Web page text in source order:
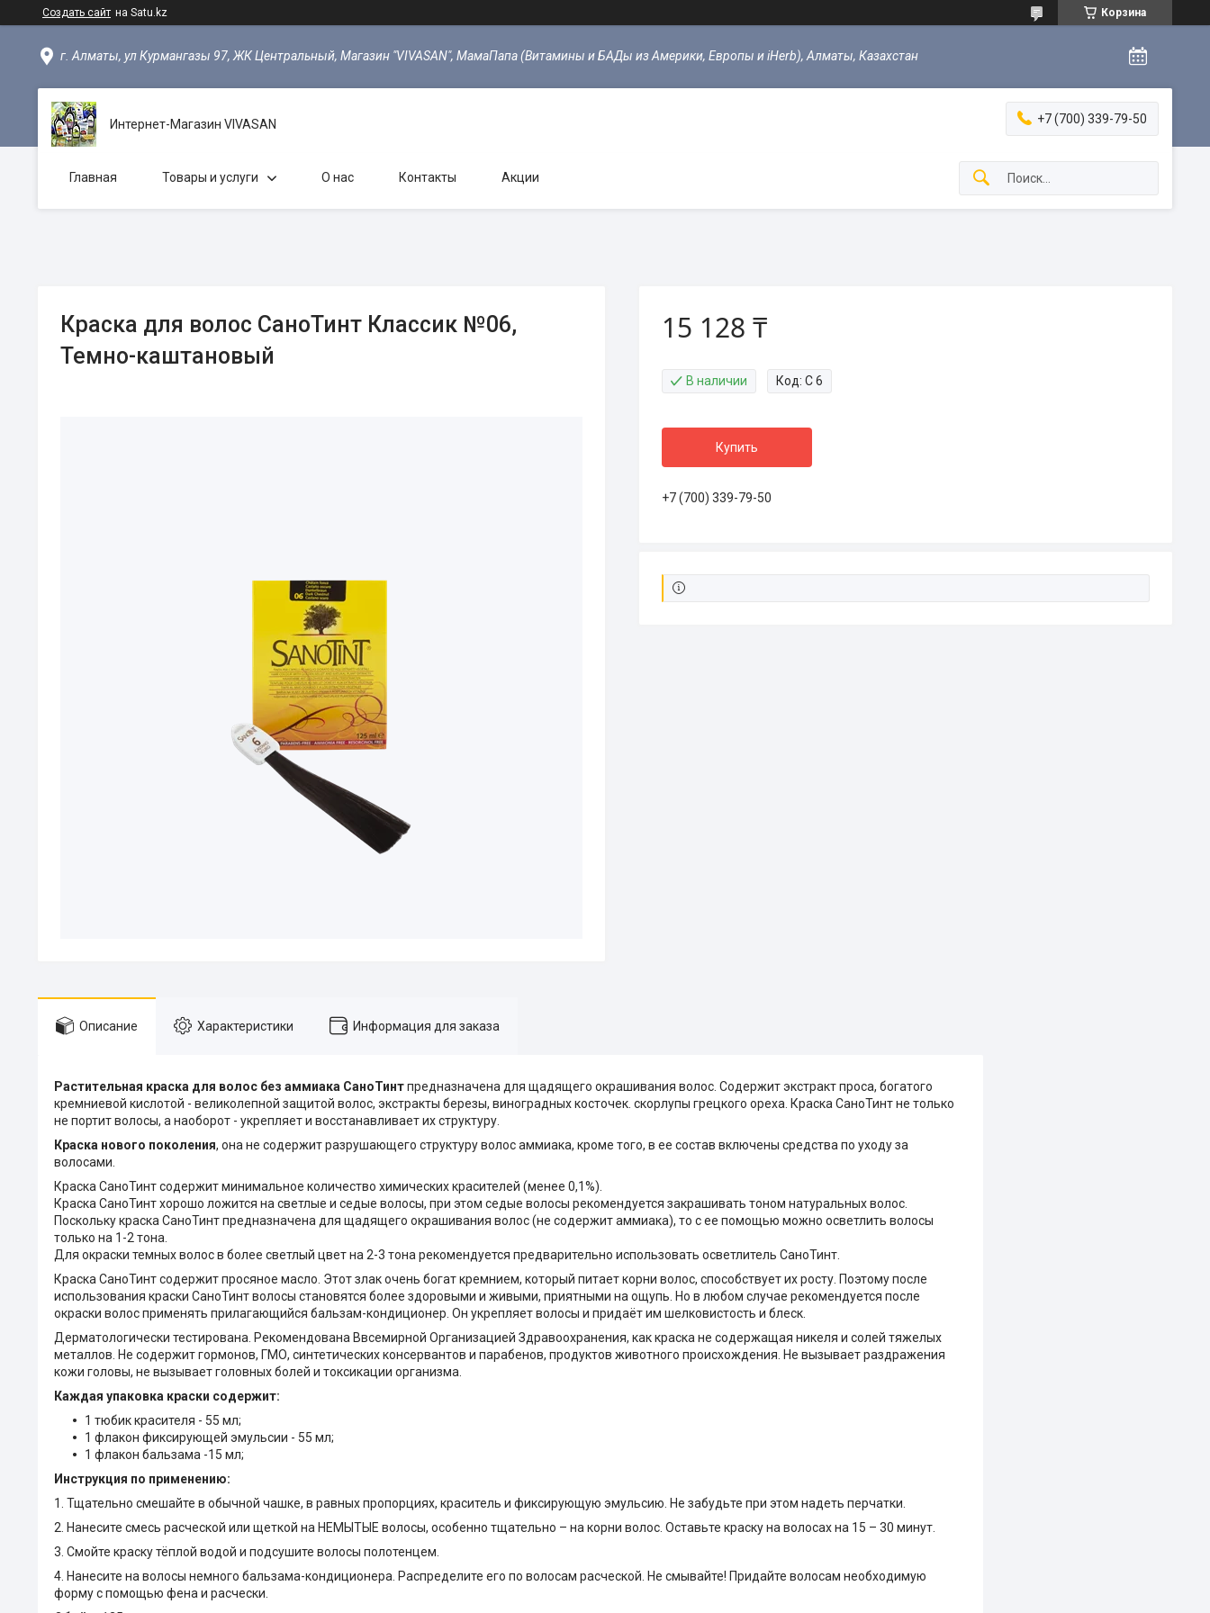
Создать сайт на Satu.kz Корзина
г. Алматы, ул Курмангазы 97, ЖК Центральный, Магазин "VIVASAN", МамаПапа (Витамины и БАДы из Америки, Европы и iHerb), Алматы, Казахстан
Интернет-Магазин VIVASAN +7 (700) 339-79-50
Главная Товары и услуги О нас Контакты Акции
Краска для волос СаноТинт Классик №06,
Темно-каштановый
15 128 ₸
В наличии Код: C 6
Купить
+7 (700) 339-79-50
Описание Характеристики Информация для заказа
Растительная краска для волос без аммиака СаноТинтпредназначена для щадящего окрашивания волос. Содержит экстракт проса, богатого
кремниевой кислотой - великолепной защитой волос, экстракты березы, виноградных косточек. скорлупы грецкого ореха. Краска СаноТинт не только
не портит волосы, а наоборот - укрепляет и восстанавливает их структуру.
Краска нового поколения, она не содержит разрушающего структуру волос аммиака, кроме того, в ее состав включены средства по уходу за
волосами.
Краска СаноТинт содержит минимальное количество химических красителей (менее 0,1%).
Краска СаноТинт хорошо ложится на светлые и седые волосы, при этом седые волосы рекомендуется закрашивать тоном натуральных волос.
Поскольку краска СаноТинт предназначена для щадящего окрашивания волос (не содержит аммиака), то с ее помощью можно осветлить волосы
только на 1-2 тона.
Для окраски темных волос в более светлый цвет на 2-3 тона рекомендуется предварительно использовать осветлитель СаноТинт.
Краска СаноТинт содержит просяное масло. Этот злак очень богат кремнием, который питает корни волос, способствует их росту. Поэтому после
использования краски СаноТинт волосы становятся более здоровыми и живыми, приятными на ощупь. Но в любом случае рекомендуется после
окраски волос применять прилагающийся бальзам-кондиционер. Он укрепляет волосы и придаёт им шелковистость и блеск.
Дерматологически тестирована. Рекомендована Ввсемирной Организацией Здравоохранения, как краска не содержащая никеля и солей тяжелых
металлов. Не содержит гормонов, ГМО, синтетических консервантов и парабенов, продуктов животного происхождения. Не вызывает раздражения
кожи головы, не вызывает головных болей и токсикации организма.
Каждая упаковка краски содержит:
1 тюбик красителя - 55 мл;
1 флакон фиксирующей эмульсии - 55 мл;
1 флакон бальзама -15 мл;
Инструкция по применению:
1. Тщательно смешайте в обычной чашке, в равных пропорциях, краситель и фиксирующую эмульсию. Не забудьте при этом надеть перчатки.
2. Нанесите смесь расческой или щеткой на НЕМЫТЫЕ волосы, особенно тщательно – на корни волос. Оставьте краску на волосах на 15 – 30 минут.
3. Смойте краску тёплой водой и подсушите волосы полотенцем.
4. Нанесите на волосы немного бальзама-кондиционера. Распределите его по волосам расческой. Не смывайте! Придайте волосам необходимую
форму с помощью фена и расчески.